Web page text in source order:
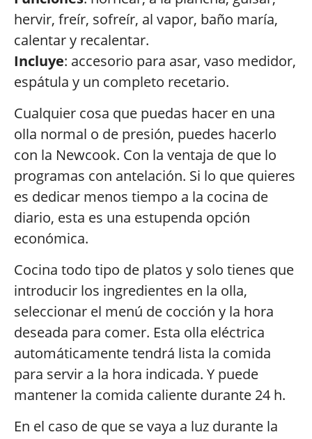
hervir, freír, sofreír, al vapor, baño maría,
calentar y recalentar.
Incluye: accesorio para asar, vaso medidor,
espátula y un completo recetario.
Cualquier cosa que puedas hacer en una
olla normal o de presión, puedes hacerlo
con la Newcook. Con la ventaja de que lo
programas con antelación. Si lo que quieres
es dedicar menos tiempo a la cocina de
diario, esta es una estupenda opción
económica.
Cocina todo tipo de platos y solo tienes que
introducir los ingredientes en la olla,
seleccionar el menú de cocción y la hora
deseada para comer. Esta olla eléctrica
automáticamente tendrá lista la comida
para servir a la hora indicada. Y puede
mantener la comida caliente durante 24 h.
En el caso de que se vaya a luz durante la